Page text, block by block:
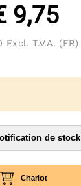
9,75
Excl. T.V.A. (FR)
de stock
Chariot